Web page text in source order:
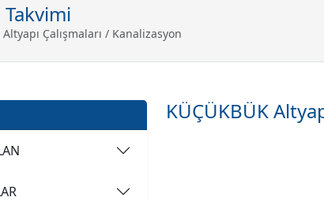
Takvimi
Altyapı Çalışmaları / Kanalizasyon
KÜÇÜKBÜK